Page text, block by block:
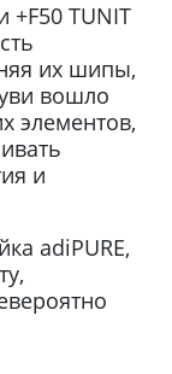
+F50 TUNIT
их шипы,
вошло
элементов,
и
adiPURE,